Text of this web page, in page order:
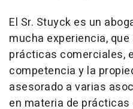
El Sr. Stuyck es un
mucha experiencia,
prácticas comerciales,
competencia y la
asesorado a varias
en materia de